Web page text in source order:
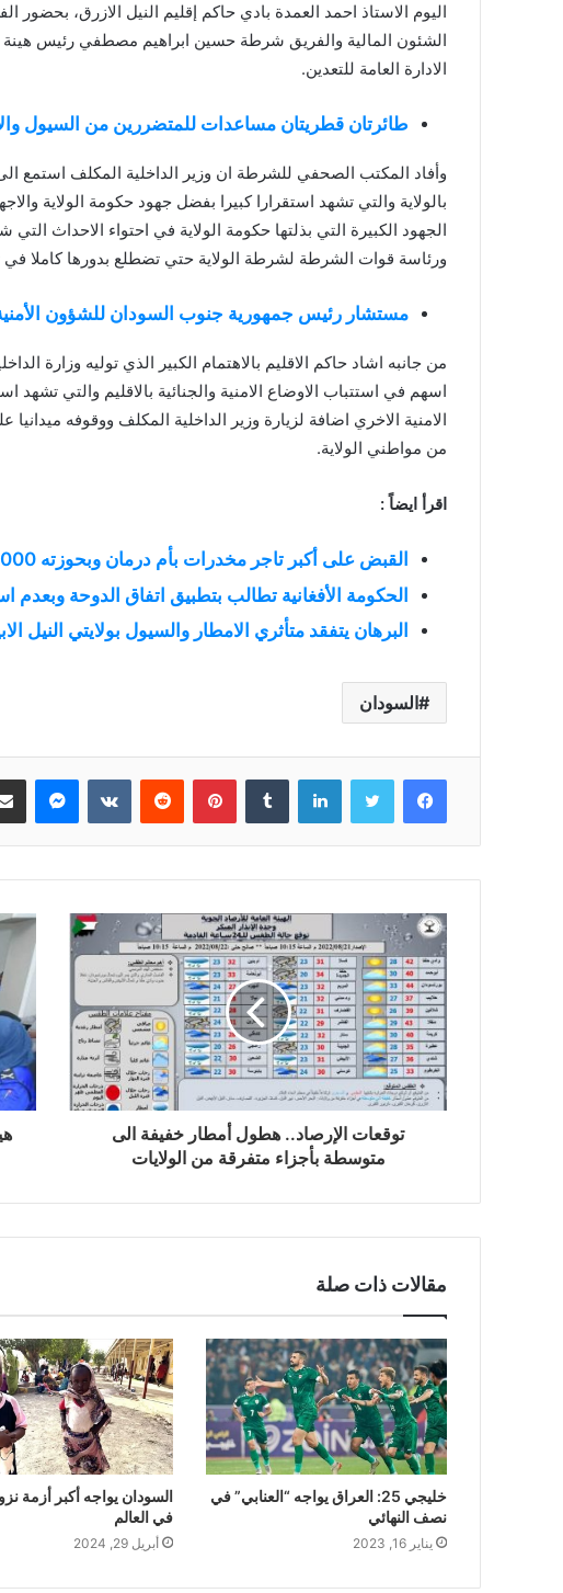
اليوم الاستاذ احمد العمدة بادي حاكم إقليم النيل الازرق،
الشئون المالية والفريق شرطة حسين ابراهيم مصطفي رئيس هينة
الادارة العامة للتعدين.
طائرتان قطريتان مساعدات للمتضررين من السيول
وأفاد المكتب الصحفي للشرطة ان وزير الداخلية المكلف استمع
بالولاية والتي تشهد استقرارا كبيرا بفضل جهود حكومة الولاية
الجهود الكبيرة التي بذلتها حكومة الولاية في احتواء الاحداث التي
ورئاسة قوات الشرطة لشرطة الولاية حتي تضطلع بدورها كاملا في
مستشار رئيس جمهورية جنوب السودان للشؤون
من جانبه اشاد حاكم الاقليم بالاهتمام الكبير الذي توليه وزارة
اسهم في استتباب الاوضاع الامنية والجنائية بالاقليم والتي تشهد
الامنية الاخري اضافة لزيارة وزير الداخلية المكلف ووقوفه
من مواطني الولاية.
اقرأ ايضاً :
القبض على أكبر تاجر مخدرات بأم درمان وبحوزته 5000 رأس (بنقو)
الحكومة الأفغانية تطالب بتطبيق اتفاق الدوحة وبعدم
البرهان يتفقد متأثري الامطار والسيول بولايتي النيل
السودان
فيسبوك تويتر لينكدإن بينتيريست
توقعات الإرصاد.. هطول أمطار خفيفة الى
متوسطة بأجزاء متفرقة من الولايات
مقالات ذات صلة
خليجي 25: العراق يواجه “العنابي” في
نصف النهائي
يناير 16, 2023
السودان يواجه أكبر أزمة
في العالم
أبريل 29, 2024